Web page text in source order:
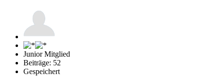
Junior Mitglied
Beiträge: 52
Gespeichert